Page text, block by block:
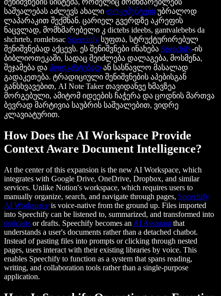
შენიშვნების სისტემა, რომელიც მომხმარებლებს
საშუალებას აძლევს ახალი დოკუმენტები უბრალოდ
ლაპარაკით შექმნან. ცარიელ გვერდზე აკრეფის
ნაცვლად, მომხმარებელი კ dictebs ideebs, gantvalebebs da
shchrteb, romlebsac Speechify სუფთა, სტრუქტურირებულ
შენიშვნებად აქცევს. ეს შენიშვნები ინახება Speechify-ის
ბიბლიოთეკაში, სადაც შეიძლება დალაგება, მოსმენა,
შეჯამება და პოდკასტებად ან სასწავლო მასალად
გადაკეთება. ტრადიციული შენიშვნების აპებისგან
განსხვავებით, AI Note Taker თავიდანვე ხმავზეა
მორგებული, ამიტომ იდეების ჩაჭერა და ცოდნის მართვა
ბევრად მარტივია საუბრის საშუალებით, ვიდრე
კლავიატურით.
How Does the AI Workspace Provide
Context Aware Document Intelligence?
At the center of this expansion is the new AI Workspace, which
integrates with Google Drive, OneDrive, Dropbox, and similar
services. Unlike Notion's workspace, which requires users to
manually organize, search, and navigate through pages, Speechify
AI Workspace is voice-native from the ground up. Files imported
into Speechify can be listened to, summarized, and transformed into
podcasts or drafts. Speechify becomes an AI Assistant that
understands a user's documents rather than a detached chatbot.
Instead of pasting files into prompts or clicking through nested
pages, users interact with their existing libraries by voice. This
enables Speechify to function as a system that spans reading,
writing, and collaboration tools rather than a single-purpose
application.